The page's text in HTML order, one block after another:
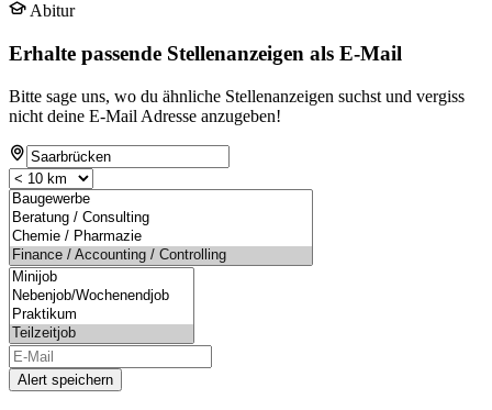
Abitur
Erhalte passende Stellenanzeigen als E-Mail
Bitte sage uns, wo du ähnliche Stellenanzeigen suchst und vergiss
nicht deine E-Mail Adresse anzugeben!
Alert speichern